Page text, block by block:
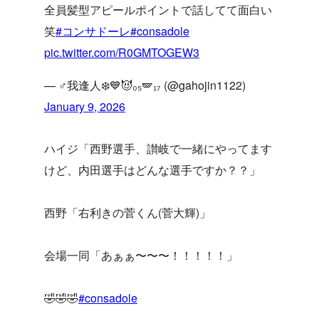
全員髪型アピールポイントで話してて面白い
笑#コンサドーレ#consadole
pic.twitter.com/R0GMTOGEW3
— ♂我逢人❄️💙😈₀₅🪽₁₇ (@gahojin1122)
January 9, 2026
ハイジ「西野選手、讃岐で一緒にやってます
けど、内田選手はどんな選手ですか？？」
西野「右利きの菅くん(菅大輝)」
会場一同「あぁぁ〜〜〜！！！！！」
🤣🤣🤣#consadole